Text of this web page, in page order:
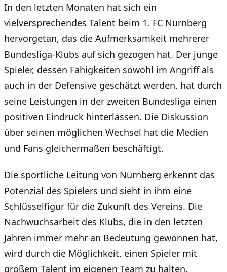
In den letzten Monaten hat sich ein
vielversprechendes Talent beim 1. FC Nürnberg
hervorgetan, das die Aufmerksamkeit mehrerer
Bundesliga-Klubs auf sich gezogen hat. Der junge
Spieler, dessen Fähigkeiten sowohl im Angriff als
auch in der Defensive geschätzt werden, hat durch
seine Leistungen in der zweiten Bundesliga einen
positiven Eindruck hinterlassen. Die Diskussion
über seinen möglichen Wechsel hat die Medien
und Fans gleichermaßen beschäftigt.
Die sportliche Leitung von Nürnberg erkennt das
Potenzial des Spielers und sieht in ihm eine
Schlüsselfigur für die Zukunft des Vereins. Die
Nachwuchsarbeit des Klubs, die in den letzten
Jahren immer mehr an Bedeutung gewonnen hat,
wird durch die Möglichkeit, einen Spieler mit
großem Talent im eigenen Team zu halten,